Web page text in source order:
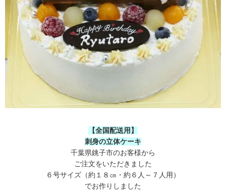
【全国配送用】
刺身の立体ケーキ
千葉県銚子市のお客様から
ご注文をいただきました
６号サイズ（約１８㎝・約６人～７人用）
でお作りしました